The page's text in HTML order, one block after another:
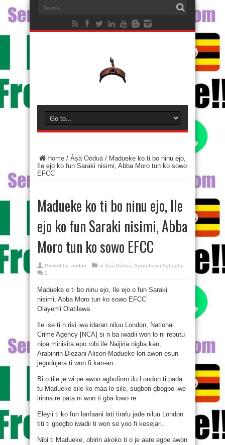
Home / Àṣà Oòduà/ Madueke ko ti bo ninu ejo,
Ile ejo ko fun Saraki nisimi, Abba Moro tun ko sowo
EFCC
Madueke ko ti bo ninu ejo, Ile
ejo ko fun Saraki nisimi, Abba
Moro tun ko sowo EFCC
Posted by: oodua in Àṣà Oòduà Awọn Iroyin Agbegbe
0
Madueke o ti bo ninu ejo, Ile ejo o fun Saraki
nisimi, Abba Moro tun ko sowo EFCC
Olayemi Olatilewa
Ile ise ti n risi iwa idaran niluu London, National
Crime Agency [NCA] si n ba iwadii won lo ni rebutu
nipa minisita epo robi ile Naijiria nigba kan,
Arabinrin Diezani Alison-Madueke lori awon esun
jegudujera ti won fi kan-an.
Bi o tile je wi pe awon agbofinro ilu London ti pada
tu Madueke sile ko maa lo sile, sugbon gbogbo iwe
irinna re pata ni won ti gba lowo re.
Eleyii ti ko fun lanfaani lati tirafu jade niluu London
titi ti gbogbo iwadii ti won se yoo fi kesejari.
Nibi ti Madueke, obirin akoko ti o je aare egbe awon